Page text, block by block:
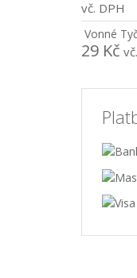
vč. DPH
Vonné
29 Kč